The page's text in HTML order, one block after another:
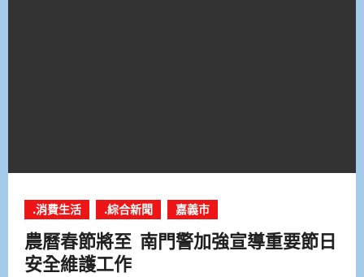
.消費生活 .綜合新聞 嘉義市
農曆春節將至 南門警加強宣導重要節日
安全維護工作